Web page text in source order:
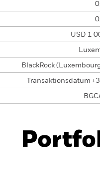
USD 1
BlackRock
Transaktionsdatum